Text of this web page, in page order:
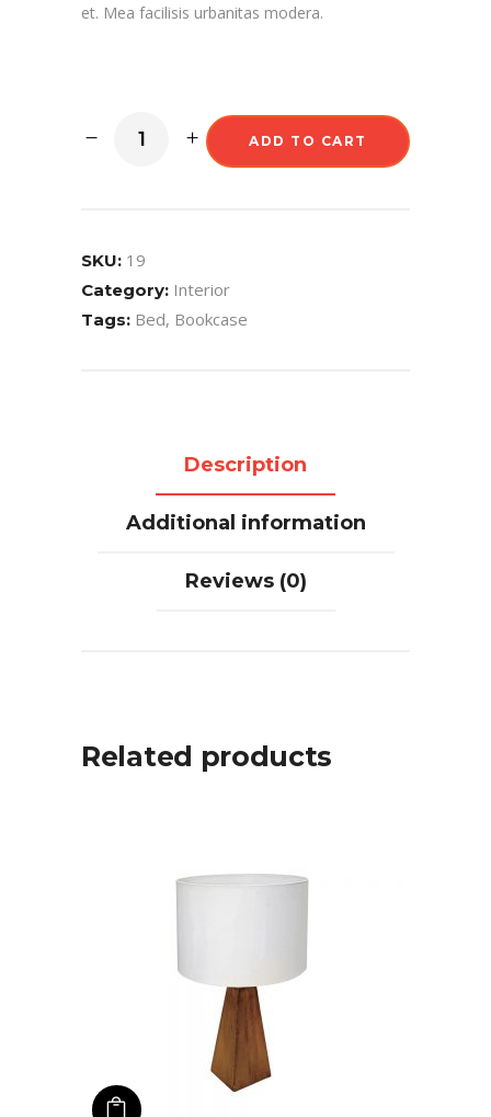
et. Mea facilisis urbanitas modera.
ADD TO CART
SKU: 19
Category: Interior
Tags: Bed, Bookcase
Description
Additional information
Reviews (0)
Related products